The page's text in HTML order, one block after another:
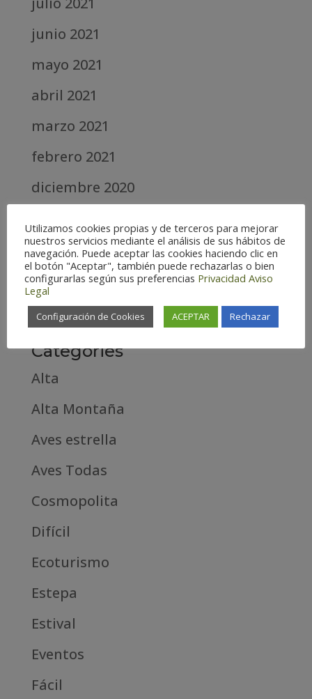
junio 2021
mayo 2021
abril 2021
marzo 2021
febrero 2021
diciembre 2020
marzo 2020
febrero 2019
septiembre 2018
Categories
Alta
Alta Montaña
Aves estrella
Aves Todas
Cosmopolita
Difícil
Ecoturismo
Estepa
Estival
Eventos
Fácil
Utilizamos cookies propias y de terceros para mejorar
nuestros servicios mediante el análisis de sus hábitos de
navegación. Puede aceptar las cookies haciendo clic en
el botón "Aceptar", también puede rechazarlas o bien
configurarlas según sus preferencias Privacidad Aviso
Legal
Configuración de Cookies ACEPTAR Rechazar